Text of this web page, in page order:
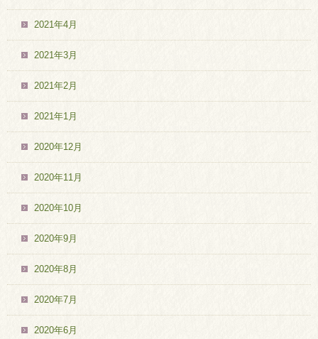
2021年4月
2021年3月
2021年2月
2021年1月
2020年12月
2020年11月
2020年10月
2020年9月
2020年8月
2020年7月
2020年6月